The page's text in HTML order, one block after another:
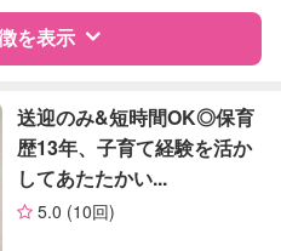
を表示
割引対象(旧内閣府補助対象)
送迎のみ&短時間OK◎保育
歴13年、子育て経験を活か
してあたたかい...
5.0 (10回)